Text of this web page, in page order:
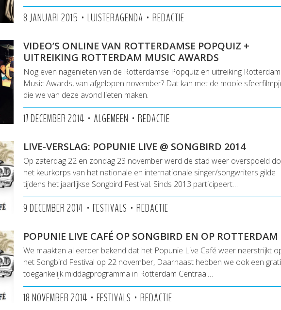
8 JANUARI 2015 • LUISTERAGENDA • REDACTIE
VIDEO’S ONLINE VAN ROTTERDAMSE POPQUIZ +
UITREIKING ROTTERDAM MUSIC AWARDS
Nog even nagenieten van de Rotterdamse Popquiz en uitreiking Rotterdam
Music Awards, van afgelopen november? Dat kan met de mooie
die we van deze avond lieten maken.
17 DECEMBER 2014 • ALGEMEEN • REDACTIE
LIVE-VERSLAG: POPUNIE LIVE @ SONGBIRD 2014
Op zaterdag 22 en zondag 23 november werd de stad weer overspoeld
het keurkorps van het nationale en internationale singer/songwriters gilde
tijdens het jaarlijkse Songbird Festival. Sinds 2013 participeert…
9 DECEMBER 2014 • FESTIVALS • REDACTIE
POPUNIE LIVE CAFÉ OP SONGBIRD EN OP ROTTERDAM
We maakten al eerder bekend dat het Popunie Live Café weer neerstrijkt
het Songbird Festival op 22 november, Daarnaast hebben we ook een
toegankelijk middagprogramma in Rotterdam Centraal…
18 NOVEMBER 2014 • FESTIVALS • REDACTIE